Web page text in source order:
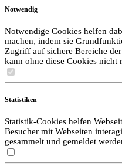
Notwendig
Notwendige Cookies helfen
machen, indem sie
Zugriff auf sichere Bereiche
kann ohne diese Cookies
Statistiken
Statistik-Cookies helfen
Besucher mit Webseiten
gesammelt und gemeldet